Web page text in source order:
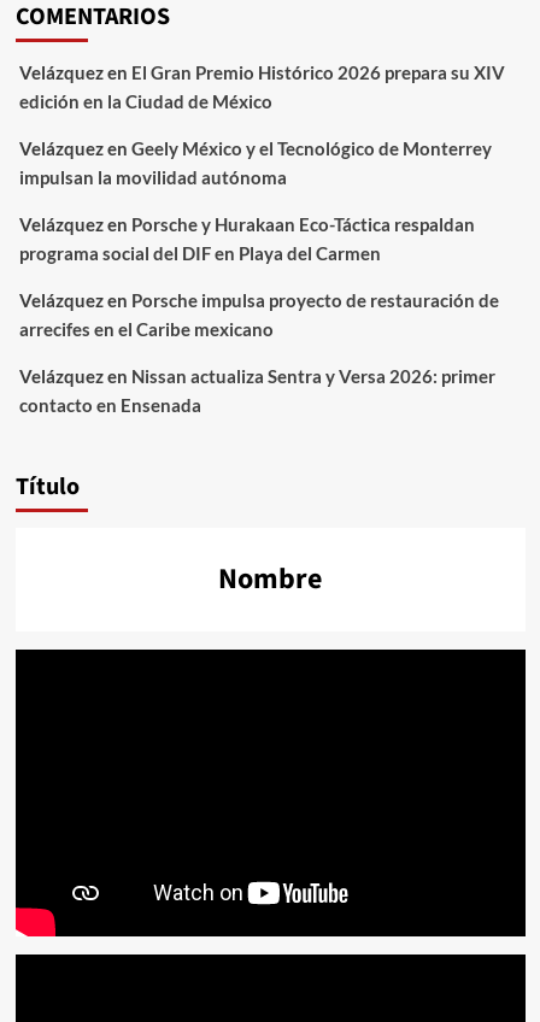
COMENTARIOS
Velázquezen El Gran Premio Histórico 2026 prepara su XIV
edición en la Ciudad de México
Velázquezen Geely México y el Tecnológico de Monterrey
impulsan la movilidad autónoma
Velázquezen Porsche y Hurakaan Eco-Táctica respaldan
programa social del DIF en Playa del Carmen
Velázquezen Porsche impulsa proyecto de restauración de
arrecifes en el Caribe mexicano
Velázquezen Nissan actualiza Sentra y Versa 2026: primer
contacto en Ensenada
Título
Nombre